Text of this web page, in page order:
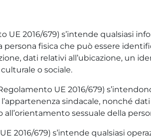
UE 2016/679) s’intende qualsiasi
persona fisica che può essere
dati relativi all’ubicazione, un
o sociale.
UE 2016/679)
sindacale, nonché
all’orientamento sessuale della
2016/679) s’intende qualsiasi